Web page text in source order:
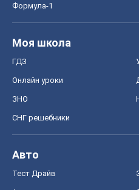
Формула-1
Моя школа
ГДЗ
Онлайн уроки
ЗНО
СНГ решебники
Авто
Тест Драйв